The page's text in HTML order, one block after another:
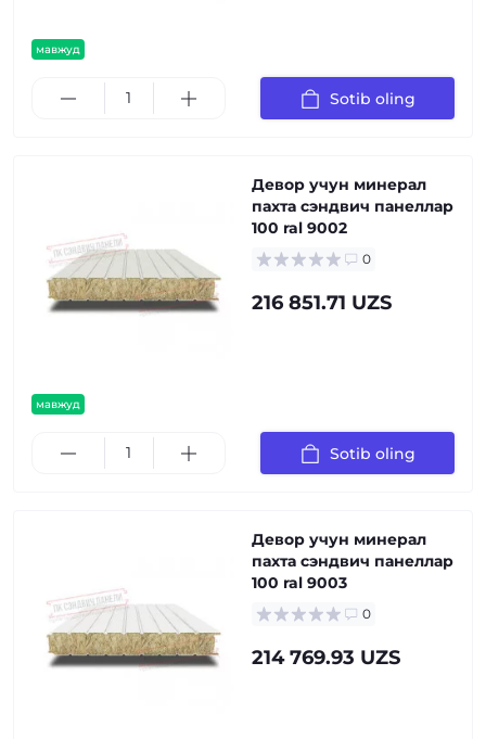
мавжуд
Sotib oling
мавжуд
Девор учун минерал
пахта сэндвич панеллар
100 ral 9002
0
216 851.71 UZS
Sotib oling
Девор учун минерал
пахта сэндвич панеллар
100 ral 9003
0
214 769.93 UZS